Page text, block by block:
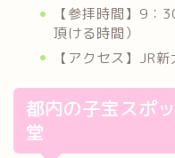
【参拝時間】9：
頂ける時間）
【アクセス】JR
都内の子宝スポ
堂